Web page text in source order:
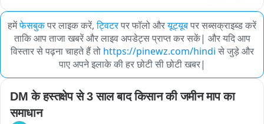
हमेंफेसबुकपर लाइक करें, ट्विटरपर फॉलो औरयूट्यूबपर सब्सक्राइब्ड करें
ताकि आप ताजा खबरें और लाइव अपडेट्स प्राप्त कर सकें| और यदि आप
विस्तार से पढ़ना चाहते हैं तो https://pinewz.com/hindi से जुड़े और
पाए अपने इलाके की हर छोटी सी छोटी खबर|
DM के हस्तक्षेप से 3 साल बाद किसान की जमीन माप का
समाधान